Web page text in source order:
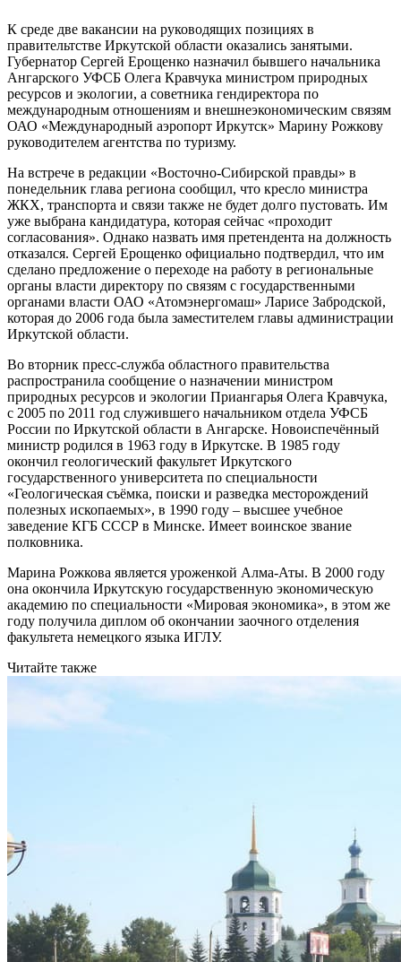
К среде две вакансии на руководящих позициях в
правительтстве Иркутской области оказались занятыми.
Губернатор Сергей Ерощенко назначил бывшего начальника
Ангарского УФСБ Олега Кравчука министром природных
ресурсов и экологии, а советника гендиректора по
международным отношениям и внешнеэкономическим связям
ОАО «Международный аэропорт Иркутск» Марину Рожкову
руководителем агентства по туризму.
На встрече в редакции «Восточно-Сибирской правды» в
понедельник глава региона сообщил, что кресло министра
ЖКХ, транспорта и связи также не будет долго пустовать. Им
уже выбрана кандидатура, которая сейчас «проходит
согласования». Однако назвать имя претендента на должность
отказался. Сергей Ерощенко официально подтвердил, что им
сделано предложение о переходе на работу в региональные
органы власти директору по связям с государственными
органами власти ОАО «Атомэнергомаш» Ларисе Забродской,
которая до 2006 года была заместителем главы администрации
Иркутской области.
Во вторник пресс-служба областного правительства
распространила сообщение о назначении министром
природных ресурсов и экологии Приангарья Олега Кравчука,
с 2005 по 2011 год служившего начальником отдела УФСБ
России по Иркутской области в Ангарске. Новоиспечённый
министр родился в 1963 году в Иркутске. В 1985 году
окончил геологический факультет Иркутского
государственного университета по специальности
«Геологическая съёмка, поиски и разведка месторождений
полезных ископаемых», в 1990 году – высшее учебное
заведение КГБ СССР в Минске. Имеет воинское звание
полковника.
Марина Рожкова является уроженкой Алма-Аты. В 2000 году
она окончила Иркутскую государственную экономическую
академию по специальности «Мировая экономика», в этом же
году получила диплом об окончании заочного отделения
факультета немецкого языка ИГЛУ.
Читайте также